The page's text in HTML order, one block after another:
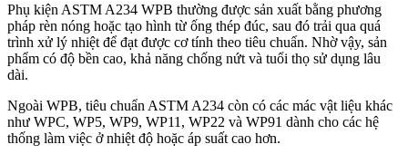
Phụ kiện ASTM A234 WPB thường được sản xuất bằng phương
pháp rèn nóng hoặc tạo hình từ ống thép đúc, sau đó trải qua quá
trình xử lý nhiệt để đạt được cơ tính theo tiêu chuẩn. Nhờ vậy, sản
phẩm có độ bền cao, khả năng chống nứt và tuổi thọ sử dụng lâu
dài.
Ngoài WPB, tiêu chuẩn ASTM A234 còn có các mác vật liệu khác
như WPC, WP5, WP9, WP11, WP22 và WP91 dành cho các hệ
thống làm việc ở nhiệt độ hoặc áp suất cao hơn.